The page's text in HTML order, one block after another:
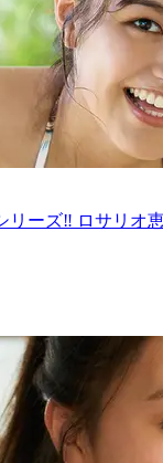
リーズ‼ ロサリオ